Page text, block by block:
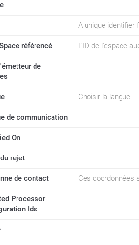
A unique identifier
référencé L'ID de l'espace
de
Choisir la langue.
de communication
On
rejet
de contact Ces coordonnées
Processor
Ids